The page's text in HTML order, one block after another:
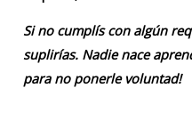
Si no cumplís con algún
suplirías. Nadie nace
para no ponerle voluntad!